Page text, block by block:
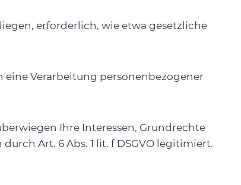
erforderlich, wie etwa gesetzliche
eine Verarbeitung personenbezogener
Ihre Interessen, Grundrechte
Art. 6 Abs. 1 lit. f DSGVO legitimiert.